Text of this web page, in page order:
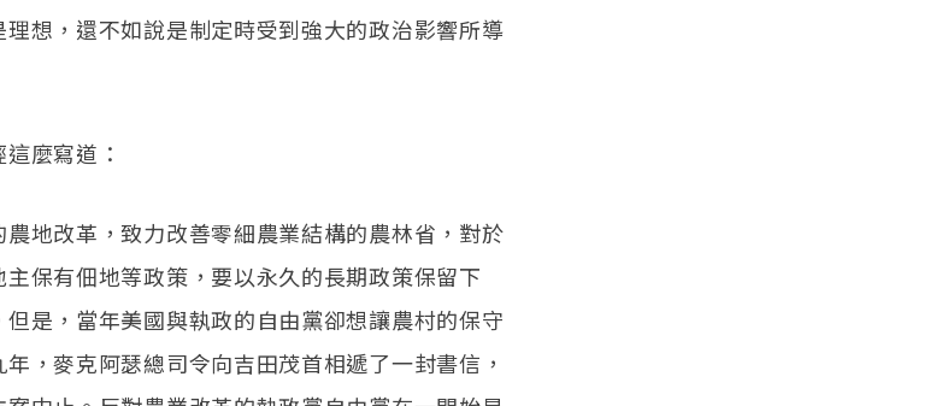
想，還不如說是制定時受到強大的政治影響所導
麼寫道：
農地改革，致力改善零細農業結構的農林省，對於
保有佃地等政策，要以永久的長期政策保留下
是，當年美國與執政的自由黨卻想讓農村的保守
，麥克阿瑟總司令向吉田茂首相遞了一封書信，